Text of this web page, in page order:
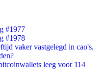
#1977
#1978
vaker vastgelegd in cao's,
leeg voor 114